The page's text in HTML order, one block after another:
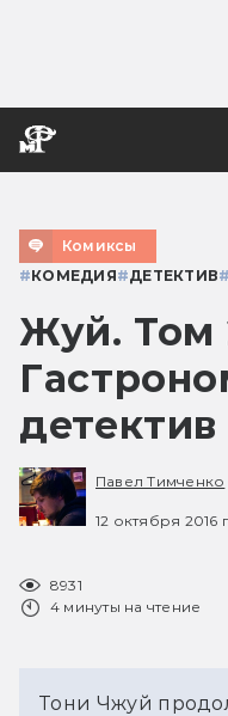
Комиксы
#КОМЕДИЯ#ДЕТЕКТИВ#
Жуй. Том
детектив
Павел Тимченко
12 октября 2016 г.
8931
4 минуты на чтение
Тони Чжуй